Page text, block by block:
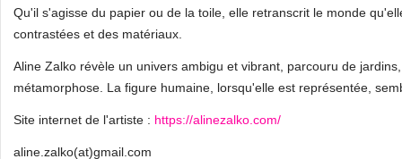
Qu'il s'agisse du papier ou de la toile, elle retranscrit le monde
contrastées et des matériaux.
Aline Zalko révèle un univers ambigu et vibrant, parcouru de
métamorphose. La figure humaine, lorsqu'elle est représentée,
Site internet de l'artiste : https://alinezalko.com/
aline.zalko(at)gmail.com